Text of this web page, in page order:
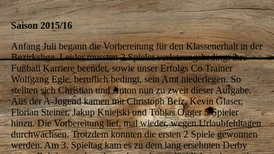
Saison 2015/16
Anfang Juli begann die Vorbereitung für den Klassenerhalt in der
Bezirksliga. Leider mussten 2 Spieler verletzungsbedingt ihre
Fußball Karriere beendet, sowie unser Erfolgs Co Trainer
Wolfgang Egle, beruflich bedingt, sein Amt niederlegen. So
stellten sich Christian und Anton nun zu zweit dieser Aufgabe.
Aus der A-Jugend kamen mit Christoph Betz, Kevin Glaser,
Florian Steiner, Jakup Kniejski und Tobias Ogger 5 Spieler
hinzu. Die Vorbereitung lief, mal wieder, wegen Urlaubfehltagen
durchwachsen. Trotzdem konnten die ersten 2 Spiele gewonnen
werden. Am 3. Spieltag kam es zu dem lang ersehnten Derby